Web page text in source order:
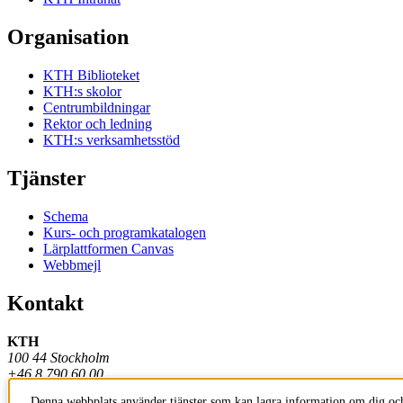
Organisation
KTH Biblioteket
KTH:s skolor
Centrumbildningar
Rektor och ledning
KTH:s verksamhetsstöd
Tjänster
Schema
Kurs- och programkatalogen
Lärplattformen Canvas
Webbmejl
Kontakt
KTH
100 44 Stockholm
+46 8 790 60 00